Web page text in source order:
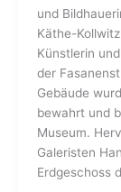
und
Käthe-
Künstlerin
der
Gebäude
bewahrt und
Museum.
Galeristen
Erdgeschoss
Berlin